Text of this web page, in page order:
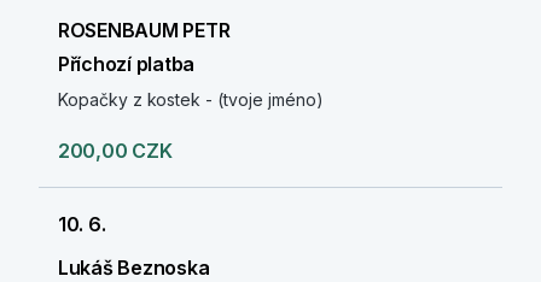
ROSENBAUM PETR
Příchozí platba
Kopačky z kostek - (tvoje jméno)
200,00 CZK
10. 6.
Lukáš Beznoska